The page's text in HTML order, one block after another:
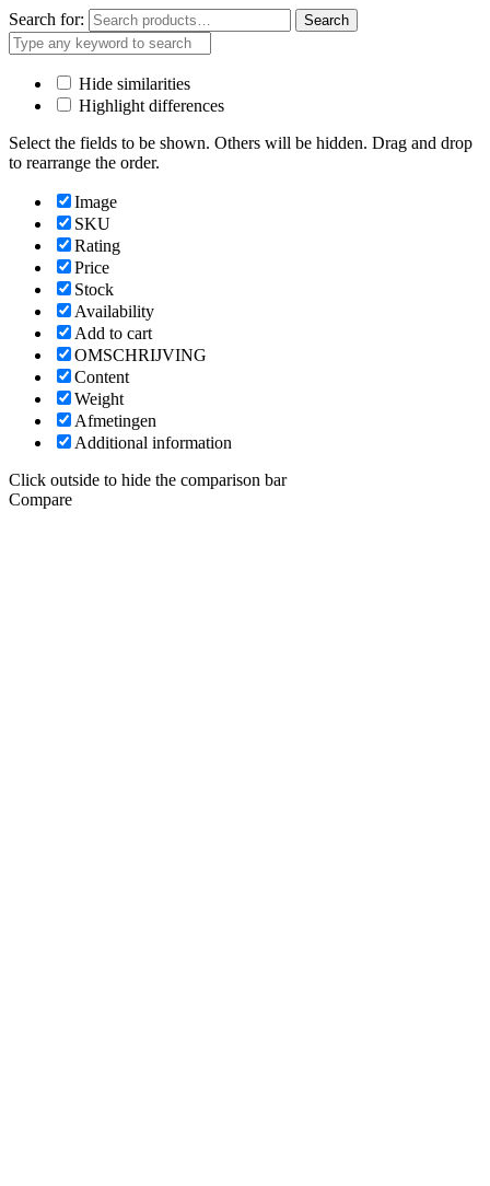
Search for:
Search
Hide similarities
Highlight differences
Select the fields to be shown. Others will be hidden. Drag and drop
to rearrange the order.
Image
SKU
Rating
Price
Stock
Availability
Add to cart
OMSCHRIJVING
Content
Weight
Afmetingen
Additional information
Click outside to hide the comparison bar
Compare